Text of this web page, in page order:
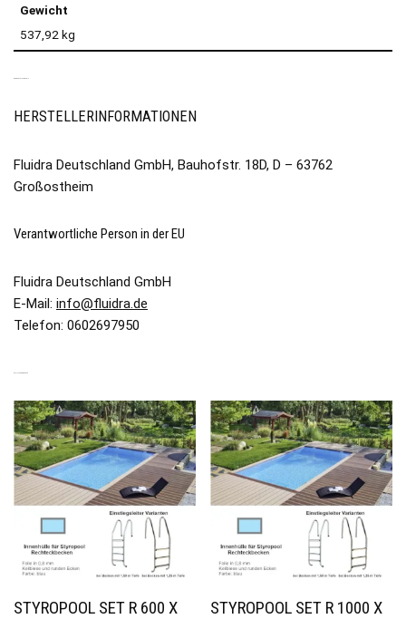
Gewicht
537,92 kg
HERSTELLERINFORMATIONEN
Fluidra Deutschland GmbH, Bauhofstr. 18D, D – 63762
Großostheim
Verantwortliche Person in der EU
Fluidra Deutschland GmbH
E-Mail: info@fluidra.de
Telefon: 0602697950
STYROPOOL SET R 600 X
STYROPOOL SET R 1000 X